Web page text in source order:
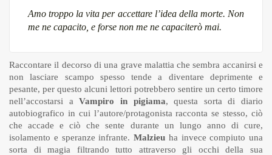
Amo troppo la vita per accettare l’idea della morte. Non
me ne capacito, e forse non me ne capaciterò mai.
Raccontare il decorso di una grave malattia che sembra accanirsi e
non lasciare scampo spesso tende a diventare deprimente e
pesante, per questo alcuni lettori potrebbero sentire un certo timore
nell’accostarsi aVampiro in pigiama, questa sorta di diario
autobiografico in cui l’autore/protagonista racconta se stesso, ciò
che accade e ciò che sente durante un lungo anno di cure,
isolamento e speranze infrante. Malzieu ha invece compiuto una
sorta di magia filtrando tutto attraverso gli occhi della sua